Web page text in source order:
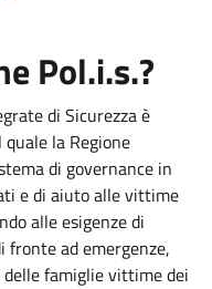
Pol.i.s.?
di Sicurezza è
la Regione
di governance in
e di aiuto alle vittime
alle esigenze di
ad emergenze,
famiglie vittime dei